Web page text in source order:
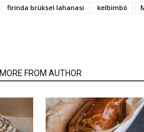
firinda brüksel lahanasi kelbimbó
MORE FROM AUTHOR